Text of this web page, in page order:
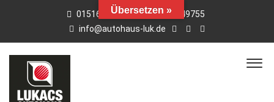
015163769659
01742949755
info@autohaus-luk.de
Übersetzen »